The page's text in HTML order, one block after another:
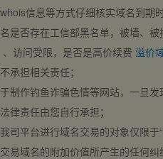
信息等方式仔细核实域名到期
是否存在工信部黑名单，被墙、
访问受限，是否是高价续费 溢价
承担相关责任；
制作钓鱼诈骗色情等网站，一旦
律责任由您自行承担；
司平台进行域名交易的对象仅限于
易域名的附加价值所产生的任何